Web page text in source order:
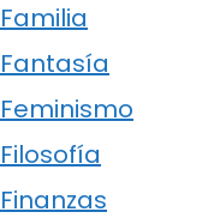
Familia
Fantasía
Feminismo
Filosofía
Finanzas